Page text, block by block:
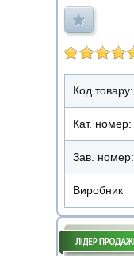
Код товару:
Кат. номер:
Зав. номер:
Виробник